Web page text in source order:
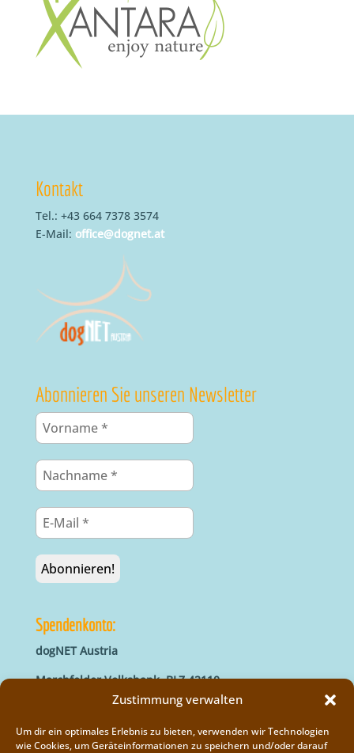
Zustimmung verwalten
Um dir ein optimales Erlebnis zu bieten, verwenden wir Technologien
wie Cookies, um Geräteinformationen zu speichern und/oder darauf
Kontakt
Tel.: +43 664 7378 3574
E-Mail: office@dognet.at
Abonnieren Sie unseren Newsletter
Spendenkonto:
dogNET Austria
Marchfelder Volksbank, BLZ 42110
IBAN: AT66 4211 0421 5000 0000